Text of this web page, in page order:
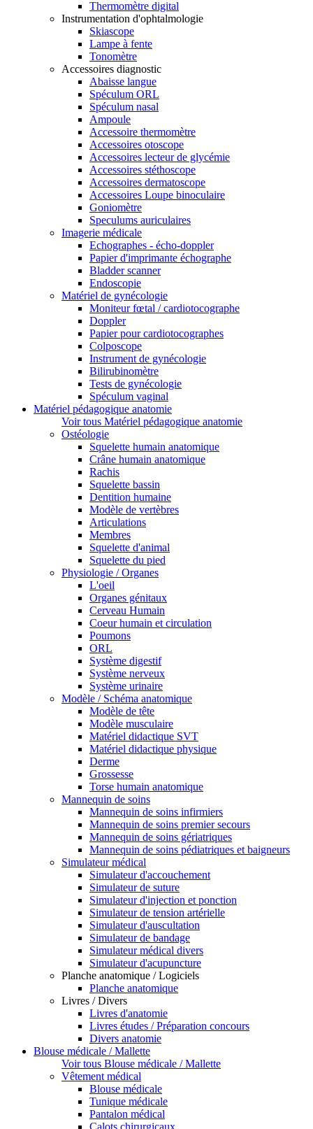
Thermomètre digital
Instrumentation d'ophtalmologie
Skiascope
Lampe à fente
Tonomètre
Accessoires diagnostic
Abaisse langue
Spéculum ORL
Spéculum nasal
Ampoule
Accessoire thermomètre
Accessoires otoscope
Accessoires lecteur de glycémie
Accessoires stéthoscope
Accessoires dermatoscope
Accessoires Loupe binoculaire
Goniomètre
Speculums auriculaires
Imagerie médicale
Echographes - écho-doppler
Papier d'imprimante échographe
Bladder scanner
Endoscopie
Matériel de gynécologie
Moniteur fœtal / cardiotocographe
Doppler
Papier pour cardiotocographes
Colposcope
Instrument de gynécologie
Bilirubinomètre
Tests de gynécologie
Spéculum vaginal
Matériel pédagogique anatomie
Voir tous Matériel pédagogique anatomie
Ostéologie
Squelette humain anatomique
Crâne humain anatomique
Rachis
Squelette bassin
Dentition humaine
Modèle de vertèbres
Articulations
Membres
Squelette d'animal
Squelette du pied
Physiologie / Organes
L'oeil
Organes génitaux
Cerveau Humain
Coeur humain et circulation
Poumons
ORL
Système digestif
Système nerveux
Système urinaire
Modèle / Schéma anatomique
Modèle de tête
Modèle musculaire
Matériel didactique SVT
Matériel didactique physique
Derme
Grossesse
Torse humain anatomique
Mannequin de soins
Mannequin de soins infirmiers
Mannequin de soins premier secours
Mannequin de soins gériatriques
Mannequin de soins pédiatriques et baigneurs
Simulateur médical
Simulateur d'accouchement
Simulateur de suture
Simulateur d'injection et ponction
Simulateur de tension artérielle
Simulateur d'auscultation
Simulateur de bandage
Simulateur médical divers
Simulateur d'acupuncture
Planche anatomique / Logiciels
Planche anatomique
Livres / Divers
Livres d'anatomie
Livres études / Préparation concours
Divers anatomie
Blouse médicale / Mallette
Voir tous Blouse médicale / Mallette
Vêtement médical
Blouse médicale
Tunique médicale
Pantalon médical
Calots chirurgicaux